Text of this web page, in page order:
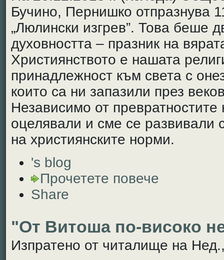
Бучино, Пернишко отпразнува
„Люлински изгрев”. Това беше
духовността – празник на
Християнството е нашата
принадлежност към света с
които са ни запазили през
Независимо от
оцелявали и сме се развивали
на християнските норми.
's blog
Прочетете повече
Share
"От Витоша по-високо
Изпратено от читалище на